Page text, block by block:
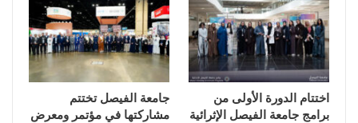
اختتام الدورة الأولى من
برامج جامعة الفيصل الإثرائية
جامعة الفيصل تختتم
مشاركتها في مؤتمر ومعرض